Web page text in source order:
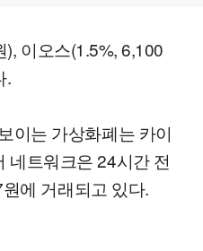
이오스(1.5%, 6,100
.
이는 가상화폐는 카이
네트워크은 24시간 전
에 거래되고 있다.